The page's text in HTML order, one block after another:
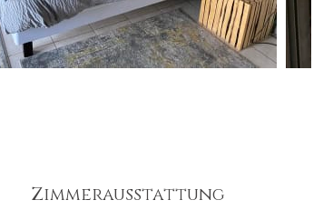
Zimmerausstattung